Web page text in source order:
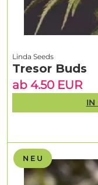
N E U
Linda Seeds
Tresor Buds
ab 4.50 EUR
IN